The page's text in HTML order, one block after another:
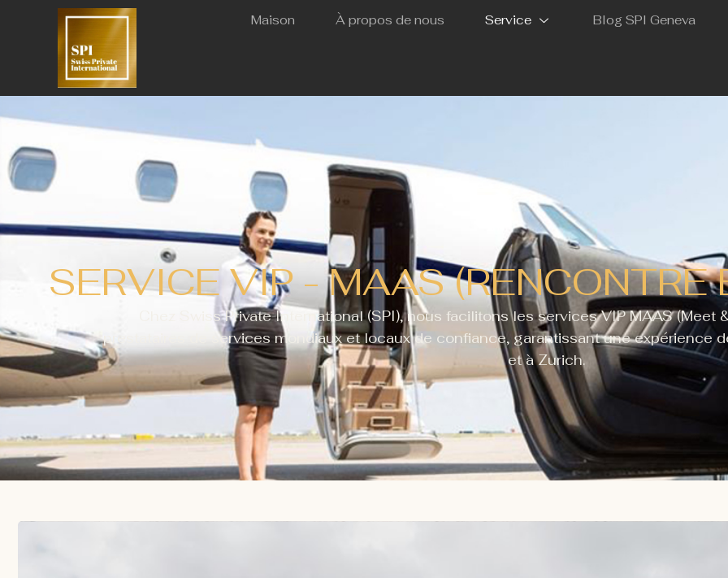
Maison À propos de nous Service Blog SPI Geneva
SERVICE VIP - MAAS
Chez Swiss Private International (SPI), nous facilitons les services VIP MAAS
prestataires de services mondiaux et locaux de confiance, garantissant une expérience
et à Zurich.